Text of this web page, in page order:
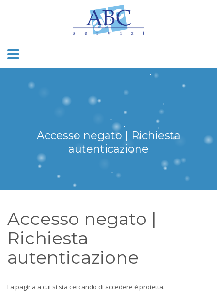
Accesso negato | Richiesta
autenticazione
Accesso negato |
Richiesta
autenticazione
La pagina a cui si sta cercando di accedere è protetta.